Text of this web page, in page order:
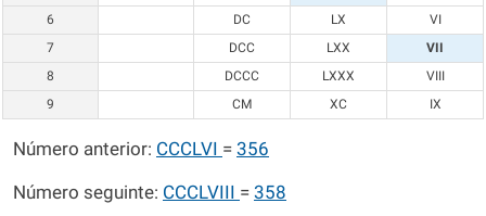
6
DC LX
VI
7
DCC LXX
VII
8
DCCC LXXX
VIII
9
CM XC IX
Número anterior: CCCLVI = 356
Número seguinte: CCCLVIII = 358